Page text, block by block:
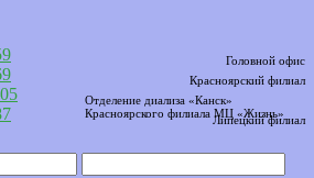
Головной офис
Красноярский филиал
Отделение диализа «Канск»
Красноярского филиала МЦ «Жизнь»
Липецкий филиал